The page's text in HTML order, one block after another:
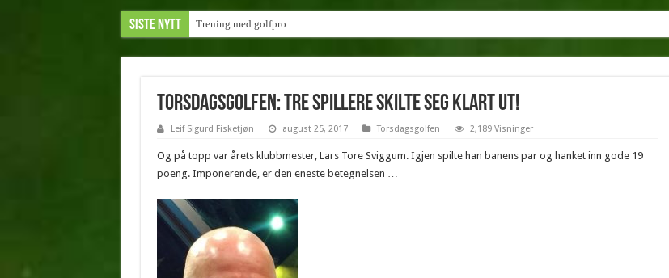
Siste nytt Trening med golfpro
Torsdagsgolfen: Tre spillere skilte seg klart ut!
Leif Sigurd Fisketjøn august 25, 2017 Torsdagsgolfen 2,189 Visninger
Og på topp var årets klubbmester, Lars Tore Sviggum. Igjen spilte han banens par og hanket inn gode 19
poeng. Imponerende, er den eneste betegnelsen …